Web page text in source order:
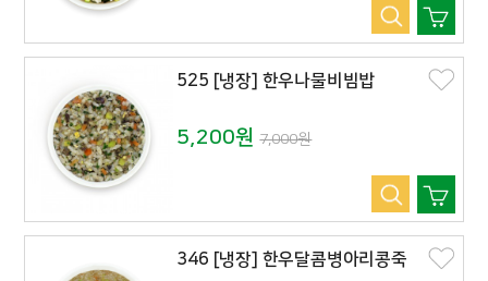
525 [냉장] 한우나물비빔밥
5,200원7,000원
346 [냉장] 한우달콤병아리콩죽